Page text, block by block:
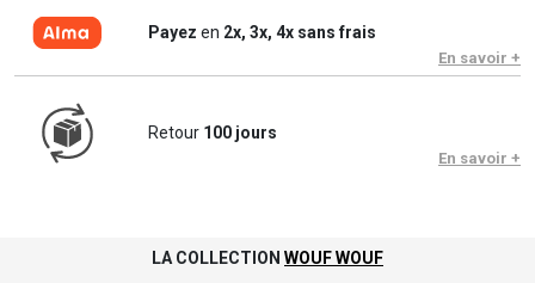
Payez en 2x, 3x, 4x sans frais
En savoir +
Retour 100 jours
En savoir +
LA COLLECTION WOUF WOUF